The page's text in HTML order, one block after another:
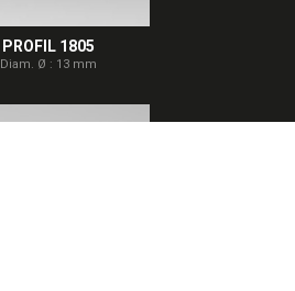
PROFIL 1805
Diam. Ø : 13 mm